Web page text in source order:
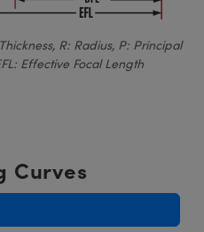
R: Radius, P: Principal
Effective Focal Length
Curves